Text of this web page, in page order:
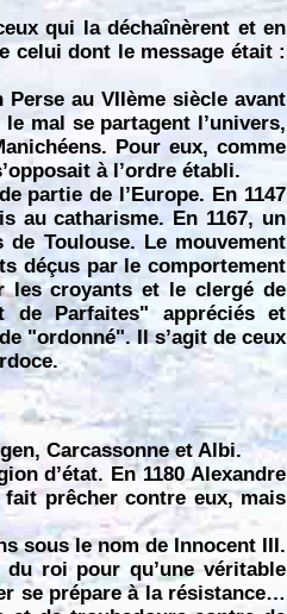
qui la déchaînèrent et en
celui dont le message était :
au VIIème siècle avant
mal se partagent l’univers,
Pour eux, comme
à l’ordre établi.
partie de l’Europe. En 1147
au catharisme. En 1167, un
Toulouse. Le mouvement
déçus par le comportement
les croyants et le clergé de
de Parfaites" appréciés et
"ordonné". Il s’agit de ceux
Carcassonne et Albi.
d’état. En 1180 Alexandre
prêcher contre eux, mais
sous le nom de Innocent III.
roi pour qu’une véritable
se prépare à la résistance…